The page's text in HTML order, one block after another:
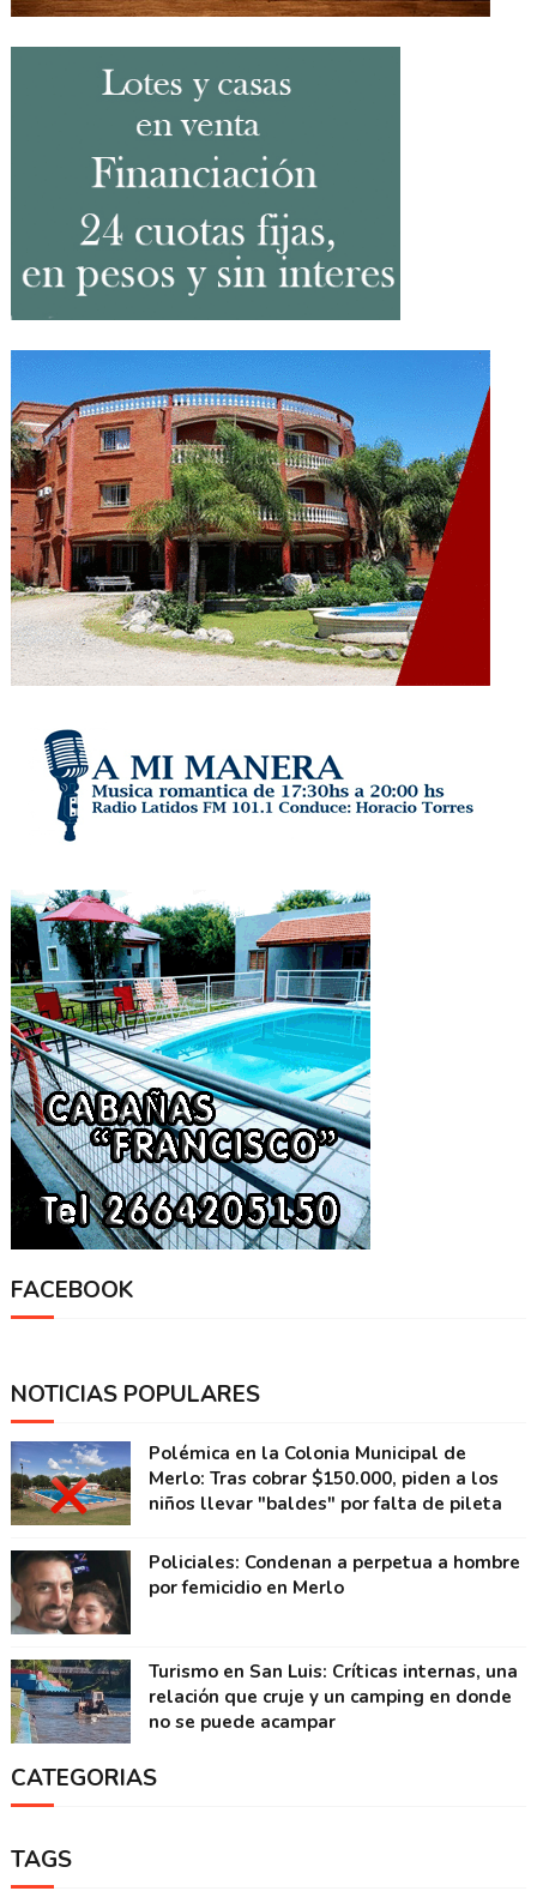
FACEBOOK
NOTICIAS POPULARES
Polémica en la Colonia Municipal de
Merlo: Tras cobrar $150.000, piden a los
niños llevar "baldes" por falta de pileta
Policiales: Condenan a perpetua a hombre
por femicidio en Merlo
Turismo en San Luis: Críticas internas, una
relación que cruje y un camping en donde
no se puede acampar
CATEGORIAS
TAGS